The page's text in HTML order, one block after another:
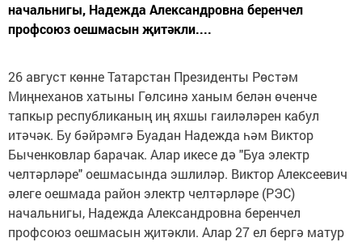
начальнигы, Надежда Александровна беренчел
профсоюз оешмасын җитәкли....
26 август көнне Татарстан Президенты Рөстәм
Миңнеханов хатыны Гөлсинә ханым белән өченче
тапкыр республиканың иң яхшы гаиләләрен кабул
итәчәк. Бу бәйрәмгә Буадан Надежда һәм Виктор
Быченковлар барачак. Алар икесе дә "Буа электр
челтәрләре" оешмасында эшлиләр. Виктор Алексеевич
әлеге оешмада район электр челтәрләре (РЭС)
начальнигы, Надежда Александровна беренчел
профсоюз оешмасын җитәкли. Алар 27 ел бергә матур